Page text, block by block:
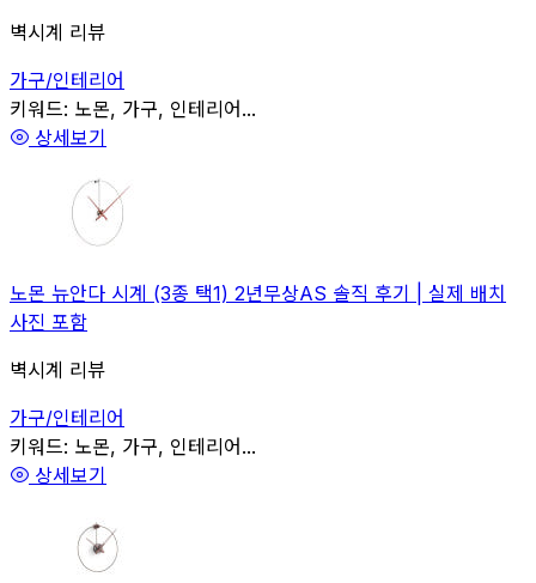
벽시계 리뷰
가구/인테리어
관련
키워드: 노몬, 가구, 인테리어...
상세보기
노몬 뉴안다 시계 (3종 택1) 2년무상AS 솔직 후기 | 실제 배치
사진 포함
벽시계 리뷰
가구/인테리어
관련
키워드: 노몬, 가구, 인테리어...
상세보기